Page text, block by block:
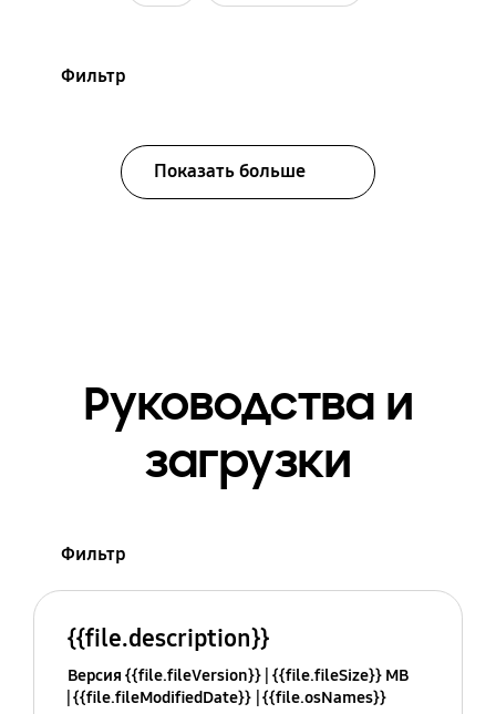
Фильтр
Показать больше
Руководства и
загрузки
Фильтр
{{file.description}}
Версия {{file.fileVersion}} {{file.fileSize}} MB
{{file.fileModifiedDate}} {{file.osNames}}